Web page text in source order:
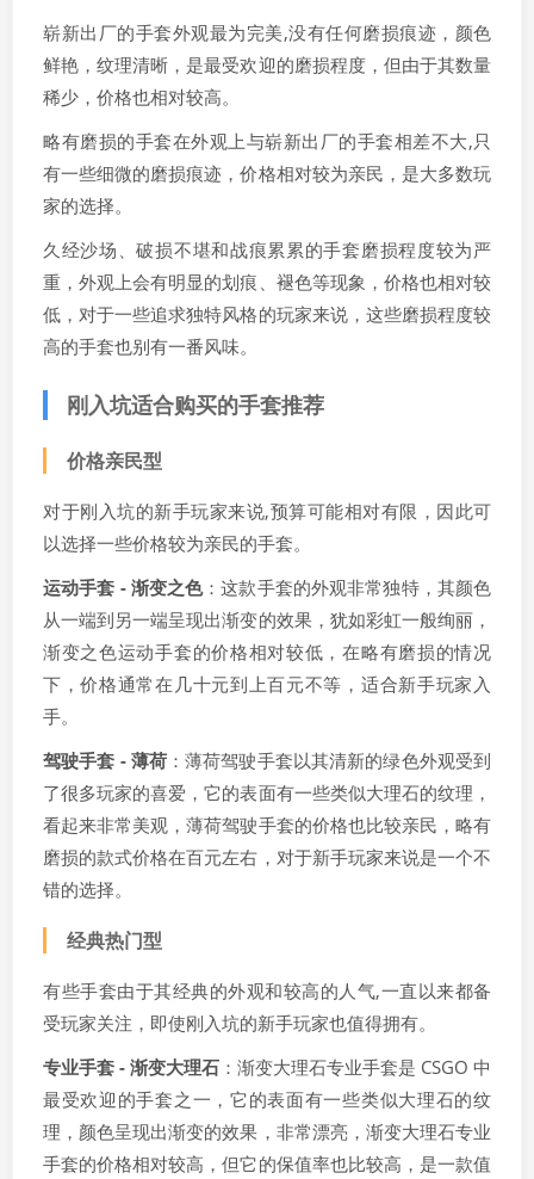
崭新出厂的手套外观最为完美,没有任何磨损痕迹，颜色
鲜艳，纹理清晰，是最受欢迎的磨损程度，但由于其数量
稀少，价格也相对较高。
略有磨损的手套在外观上与崭新出厂的手套相差不大,只
有一些细微的磨损痕迹，价格相对较为亲民，是大多数玩
家的选择。
久经沙场、破损不堪和战痕累累的手套磨损程度较为严
重，外观上会有明显的划痕、褪色等现象，价格也相对较
低，对于一些追求独特风格的玩家来说，这些磨损程度较
高的手套也别有一番风味。
刚入坑适合购买的手套推荐
价格亲民型
对于刚入坑的新手玩家来说,预算可能相对有限，因此可
以选择一些价格较为亲民的手套。
运动手套 - 渐变之色：这款手套的外观非常独特，其颜色
从一端到另一端呈现出渐变的效果，犹如彩虹一般绚丽，
渐变之色运动手套的价格相对较低，在略有磨损的情况
下，价格通常在几十元到上百元不等，适合新手玩家入
手。
驾驶手套 - 薄荷：薄荷驾驶手套以其清新的绿色外观受到
了很多玩家的喜爱，它的表面有一些类似大理石的纹理，
看起来非常美观，薄荷驾驶手套的价格也比较亲民，略有
磨损的款式价格在百元左右，对于新手玩家来说是一个不
错的选择。
经典热门型
有些手套由于其经典的外观和较高的人气,一直以来都备
受玩家关注，即使刚入坑的新手玩家也值得拥有。
专业手套 - 渐变大理石 ：渐变大理石专业手套是 CSGO 中
最受欢迎的手套之一，它的表面有一些类似大理石的纹
理，颜色呈现出渐变的效果，非常漂亮，渐变大理石专业
手套的价格相对较高，但它的保值率也比较高，是一款值